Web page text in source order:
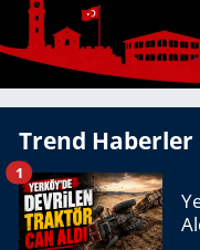
Trend Haberler
1